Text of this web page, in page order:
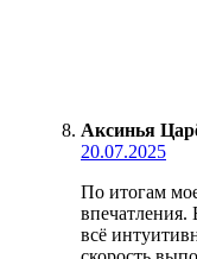
Аксинья
20.07.2025
По итогам
впечатления.
всё